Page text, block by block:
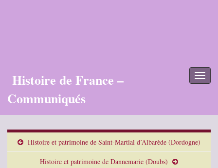
Histoire de France –
Communiqués
Histoire et patrimoine de Saint-Martial d’Albarède (Dordogne)
Histoire et patrimoine de Dannemarie (Doubs)